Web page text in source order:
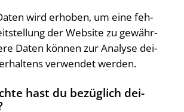
wird erho­ben, um eine feh­
der Web­site zu gewähr­
Daten kön­nen zur Ana­ly­se dei­
ver­wen­det werden.
hast du bezüg­lich dei­